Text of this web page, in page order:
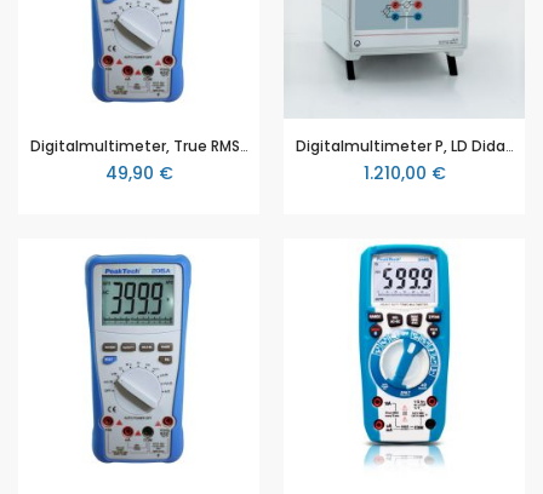
Digitalmultimeter, True RMS Digitalmultimeter, 27 mm, 3 3/4-stellige LCD-Anzeige, 1000V AC/DC, 10A AC/DC, Sicherheit: EN 61010-1; CAT III 1000 V (P 2025 A)
49,90 €
Digitalmultimeter P, LD Didactic
1.210,00 €